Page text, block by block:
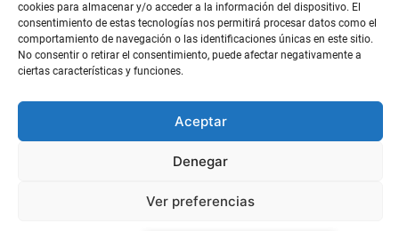
cookies para almacenar y/o acceder a la información del dispositivo. El
consentimiento de estas tecnologías nos permitirá procesar datos como el
comportamiento de navegación o las identificaciones únicas en este sitio.
No consentir o retirar el consentimiento, puede afectar negativamente a
ciertas características y funciones.
Aceptar
Denegar
Ver preferencias
Federación Canaria de Tenis 2026
Declaración De Accesibilidad